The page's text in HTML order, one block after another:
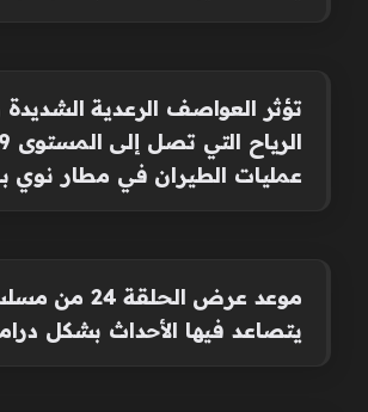
تؤثر العواصف الرعدية
عمليات الطيران في مطار نوي
موعد عرض
يتصاعد فيها الأحداث بشكل